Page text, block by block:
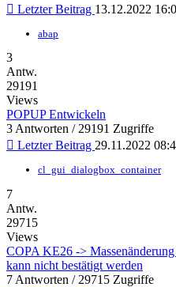
Letzter Beitrag 13.12.2022
abap
3
Antw.
29191
Views
POPUP Entwickeln
3 Antworten / 29191 Zugriffe
Letzter Beitrag 29.11.2022
cl_gui_dialogbox_container
7
Antw.
29715
Views
COPA KE26 ->
kann nicht bestätigt werden
7 Antworten / 29715 Zugriffe